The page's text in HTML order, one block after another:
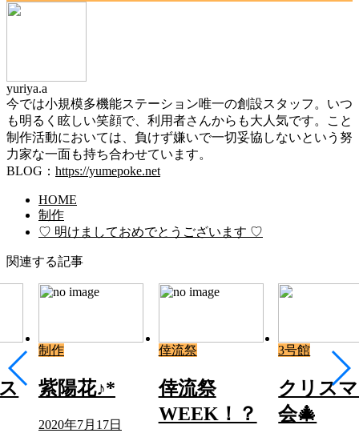
yuriya.a
今では小規模多機能ステーション唯一の創設スタッフ。いつ
も明るく眩しい笑顔で、利用者さんからも大人気です。こと
制作活動においては、負けず嫌いで一切妥協しないという努
力家な一面も持ち合わせています。
BLOG： https://yumepoke.net
HOME
制作
♡ 明けましておめでとうございます ♡
関連する記事
制作
紫陽花♪*
2020年7月17日
倖流祭
倖流祭
WEEK！？
3号館
クリス
会🎄